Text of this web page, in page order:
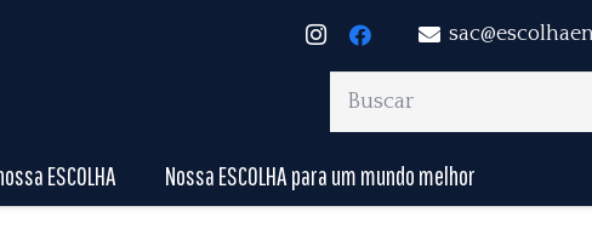
ESCOLHA Nossa ESCOLHA para um mundo melhor